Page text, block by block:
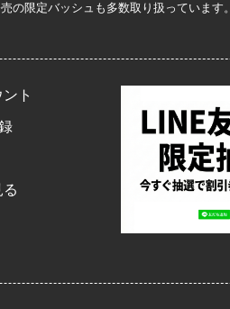
の限定バッシュも多数取り扱っています。
ト